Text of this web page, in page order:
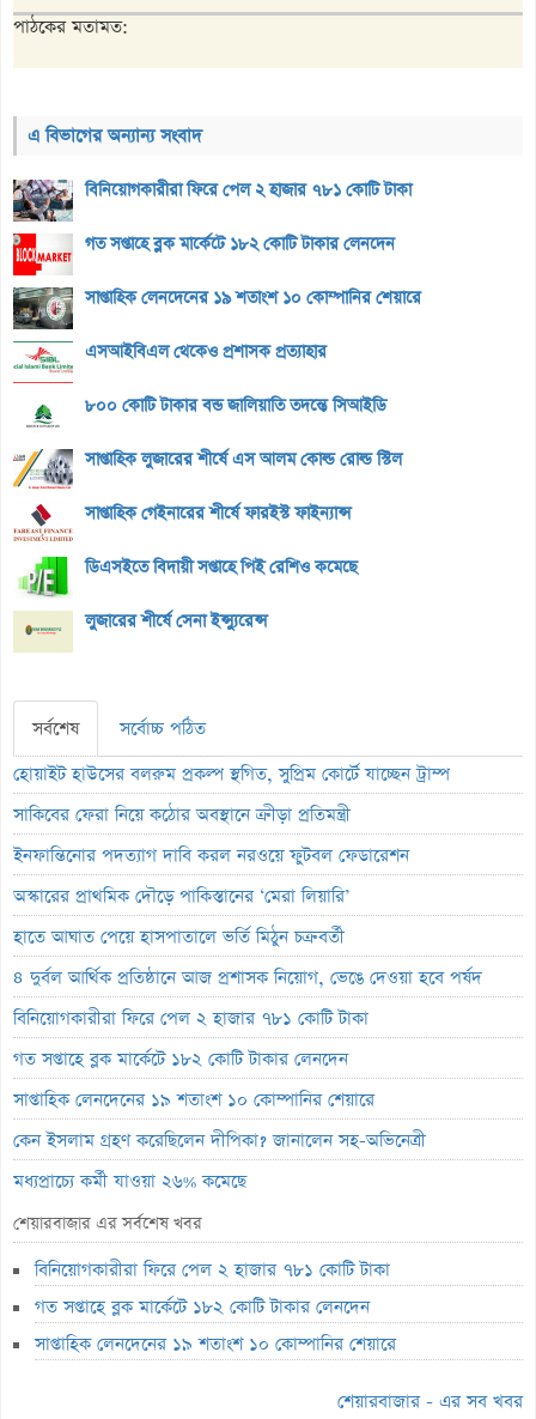
পাঠকের মতামত:
এ বিভাগের অন্যান্য সংবাদ
বিনিয়োগকারীরা ফিরে পেল ২ হাজার ৭৮১ কোটি টাকা
গত সপ্তাহে ব্লক মার্কেটে ১৮২ কোটি টাকার লেনদেন
সাপ্তাহিক লেনদেনের ১৯ শতাংশ ১০ কোম্পানির শেয়ারে
এসআইবিএল থেকেও প্রশাসক প্রত্যাহার
৮০০ কোটি টাকার বন্ড জালিয়াতি তদন্তে সিআইডি
সাপ্তাহিক লুজারের শীর্ষে এস আলম কোল্ড রোল্ড স্টিল
সাপ্তাহিক গেইনারের শীর্ষে ফারইস্ট ফাইন্যান্স
ডিএসইতে বিদায়ী সপ্তাহে পিই রেশিও কমেছে
লুজারের শীর্ষে সেনা ইন্স্যুরেন্স
সর্বশেষ
সর্বোচ্চ পঠিত
হোয়াইট হাউসের বলরুম প্রকল্প স্থগিত, সুপ্রিম কোর্টে যাচ্ছেন ট্রাম্প
সাকিবের ফেরা নিয়ে কঠোর অবস্থানে ক্রীড়া প্রতিমন্ত্রী
ইনফান্তিনোর পদত্যাগ দাবি করল নরওয়ে ফুটবল ফেডারেশন
অস্কারের প্রাথমিক দৌড়ে পাকিস্তানের ‘মেরা লিয়ারি’
হাতে আঘাত পেয়ে হাসপাতালে ভর্তি মিঠুন চক্রবর্তী
৪ দুর্বল আর্থিক প্রতিষ্ঠানে আজ প্রশাসক নিয়োগ, ভেঙে দেওয়া হবে পর্ষদ
বিনিয়োগকারীরা ফিরে পেল ২ হাজার ৭৮১ কোটি টাকা
গত সপ্তাহে ব্লক মার্কেটে ১৮২ কোটি টাকার লেনদেন
সাপ্তাহিক লেনদেনের ১৯ শতাংশ ১০ কোম্পানির শেয়ারে
কেন ইসলাম গ্রহণ করেছিলেন দীপিকা? জানালেন সহ-অভিনেত্রী
মধ্যপ্রাচ্যে কর্মী যাওয়া ২৬% কমেছে
স্বর্ণ খাতকে আনুষ্ঠানিক শিল্পে আনতে নতুন নীতিমালা
এসআইবিএল থেকেও প্রশাসক প্রত্যাহার
৮০০ কোটি টাকার বন্ড জালিয়াতি তদন্তে সিআইডি
সাপ্তাহিক লুজারের শীর্ষে এস আলম কোল্ড রোল্ড স্টিল
শেয়ারবাজার এর সর্বশেষ খবর
বিনিয়োগকারীরা ফিরে পেল ২ হাজার ৭৮১ কোটি টাকা
গত সপ্তাহে ব্লক মার্কেটে ১৮২ কোটি টাকার লেনদেন
সাপ্তাহিক লেনদেনের ১৯ শতাংশ ১০ কোম্পানির শেয়ারে
শেয়ারবাজার - এর সব খবর